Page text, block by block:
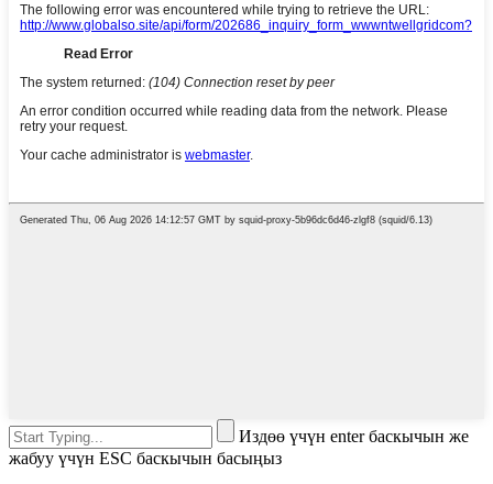
Издөө үчүн enter баскычын же
жабуу үчүн ESC баскычын басыңыз